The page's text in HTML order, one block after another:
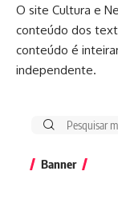
O site Cultura e
conteúdo dos
conteúdo é
independente.
Banner